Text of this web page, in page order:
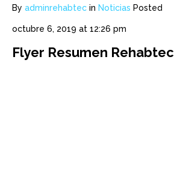
By adminrehabtec in Noticias Posted
octubre 6, 2019 at 12:26 pm
Flyer Resumen Rehabtec